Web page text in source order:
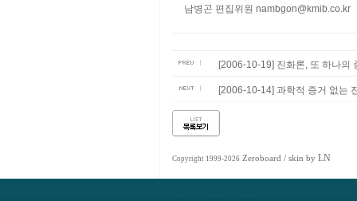
남병곤 편집위원 nambgon@kmib.co.kr
[2006-10-19] 진화론, 또 하나의
[2006-10-14] 과학적 증거 없는
Copyright 1999-2026 Zeroboard / skin by LN